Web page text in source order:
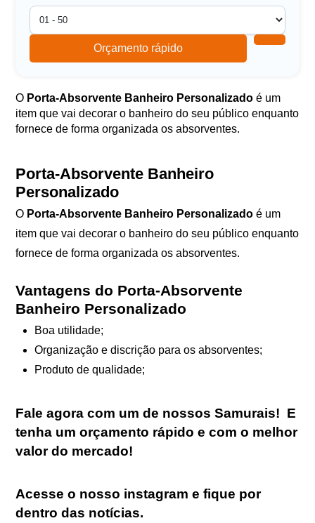
Orçamento rápido
O Porta-Absorvente Banheiro Personalizadoé um
item que vai decorar o banheiro do seu público enquanto
fornece de forma organizada os absorventes.
Porta-Absorvente Banheiro
Personalizado
O Porta-Absorvente Banheiro Personalizadoé um
item que vai decorar o banheiro do seu público enquanto
fornece de forma organizada os absorventes.
Vantagens do Porta-Absorvente
Banheiro Personalizado
Boa utilidade;
Organização e discrição para os absorventes;
Produto de qualidade;
Fale agora com um de nossos Samurais! E
tenha um orçamento rápido e com o melhor
valor do mercado!
Acesse o nosso instagram e fique por
dentro das notícias.